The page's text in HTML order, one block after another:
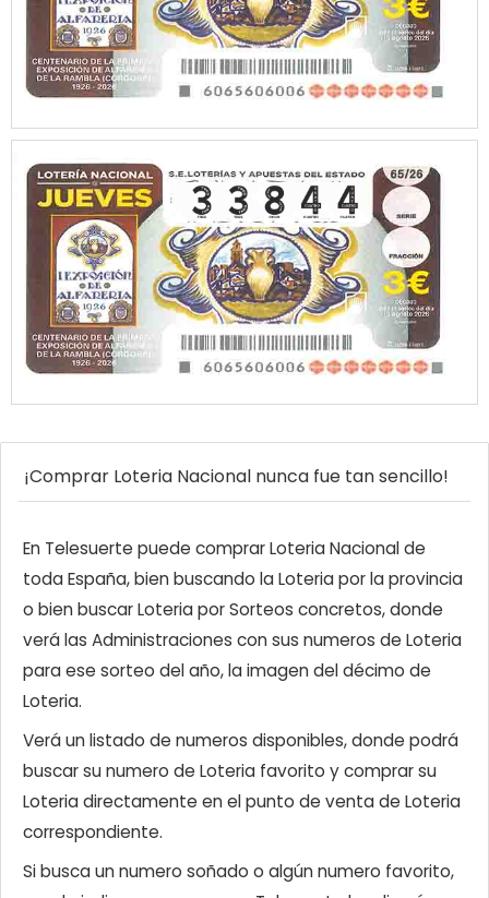
¡Comprar Loteria Nacional nunca fue tan sencillo!
En Telesuerte puede comprar Loteria Nacional de
toda España, bien buscando la Loteria por la provincia
o bien buscar Loteria por Sorteos concretos, donde
verá las Administraciones con sus numeros de Loteria
para ese sorteo del año, la imagen del décimo de
Loteria.
Verá un listado de numeros disponibles, donde podrá
buscar su numero de Loteria favorito y comprar su
Loteria directamente en el punto de venta de Loteria
correspondiente.
Si busca un numero soñado o algún numero favorito,